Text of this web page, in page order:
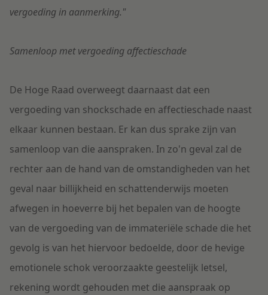
vergoeding in aanmerking."
Samenloop met vergoeding affectieschade
De Hoge Raad overweegt daarnaast dat een
vergoeding van shockschade en affectieschade naast
elkaar kunnen bestaan. Er kan dus sprake zijn van
samenloop van die aanspraken. In zo'n geval zal de
rechter aan de hand van de omstandigheden van het
geval naar billijkheid en schattenderwijs moeten
afwegen in hoeverre bij het bepalen van de hoogte
van de vergoeding van de immateriële schade die het
gevolg is van het hiervoor bedoelde, door de hevige
emotionele schok veroorzaakte geestelijk letsel,
rekening wordt gehouden met die aanspraak op